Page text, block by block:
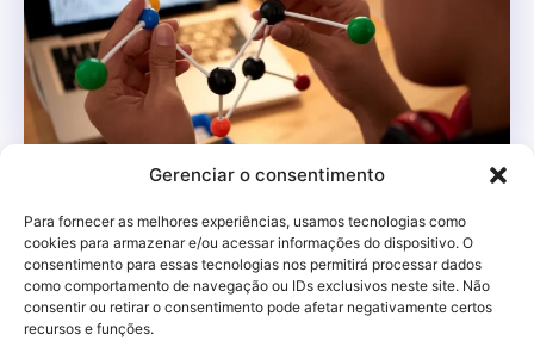
Gerenciar o consentimento
Para fornecer as melhores experiências, usamos tecnologias como
cookies para armazenar e/ou acessar informações do dispositivo. O
consentimento para essas tecnologias nos permitirá processar dados
como comportamento de navegação ou IDs exclusivos neste site. Não
consentir ou retirar o consentimento pode afetar negativamente certos
recursos e funções.
aprendizado e jogos
Sabe aquela sensação boa de ganhar pontos num jogo,
subir de nível ou desbloquear uma conquista? Pois é, ela
não ficou restrita aos games....
Hi News ABRIL 28, 2025